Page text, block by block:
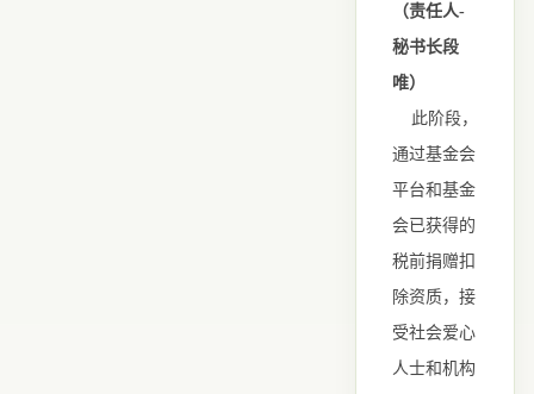
（责任人-
秘书长段
唯）
此阶段，
通过基金会
平台和基金
会已获得的
税前捐赠扣
除资质，接
受社会爱心
人士和机构